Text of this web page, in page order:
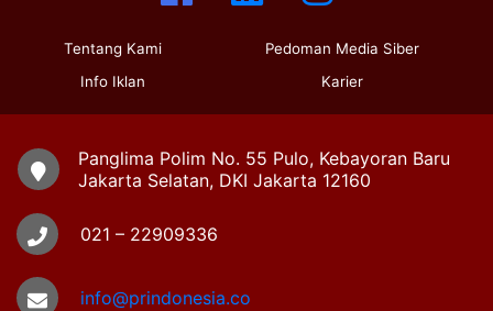
Tentang Kami
Info Iklan
Pedoman Media Siber
Karier
Panglima Polim No. 55 Pulo, Kebayoran Baru
Jakarta Selatan, DKI Jakarta 12160
021 – 22909336
info@prindonesia.co